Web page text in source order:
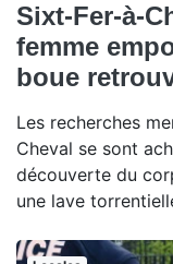
Sixt-Fer-à-
femme
boue
Les recherches
Cheval se sont
découverte du
une lave